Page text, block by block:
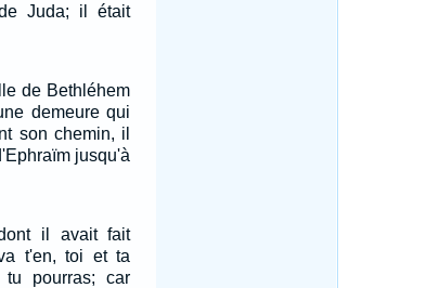
Juda; il était
de Bethléhem
demeure qui
son chemin, il
jusqu'à
il avait fait
t'en, toi et ta
pourras; car